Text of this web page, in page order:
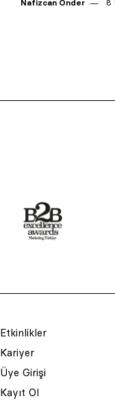
Nafizcan Önder 8
Etkinlikler
Kariyer
Üye Girişi
Kayıt Ol